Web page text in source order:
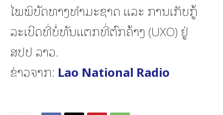
ໄພພິບັດທາງທໍາມະຊາດ ແລະ ການເກັບກູ້
ລະເບີດທີ່ບໍ່ທັນແຕກທີ່ຕົກຄ້າງ (UXO) ຢູ່
ສປປ ລາວ.
ຂ່າວຈາກ: Lao National Radio